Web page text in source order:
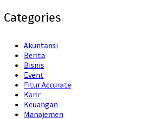
Categories
Akuntansi
Berita
Bisnis
Event
Fitur Accurate
Karir
Keuangan
Manajemen